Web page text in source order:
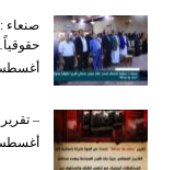
صنعاء
أغسطس 8,
–
أغسطس 8,